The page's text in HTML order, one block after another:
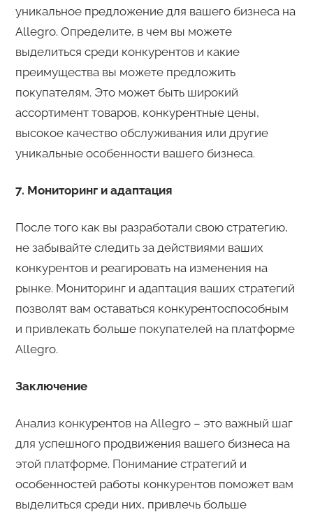
уникальное предложение для вашего бизнеса на
Allegro. Определите, в чем вы можете
выделиться среди конкурентов и какие
преимущества вы можете предложить
покупателям. Это может быть широкий
ассортимент товаров, конкурентные цены,
высокое качество обслуживания или другие
уникальные особенности вашего бизнеса.
7. Мониторинг и адаптация
После того как вы разработали свою стратегию,
не забывайте следить за действиями ваших
конкурентов и реагировать на изменения на
рынке. Мониторинг и адаптация ваших стратегий
позволят вам оставаться конкурентоспособным
и привлекать больше покупателей на платформе
Allegro.
Заключение
Анализ конкурентов на Allegro – это важный шаг
для успешного продвижения вашего бизнеса на
этой платформе. Понимание стратегий и
особенностей работы конкурентов поможет вам
выделиться среди них, привлечь больше